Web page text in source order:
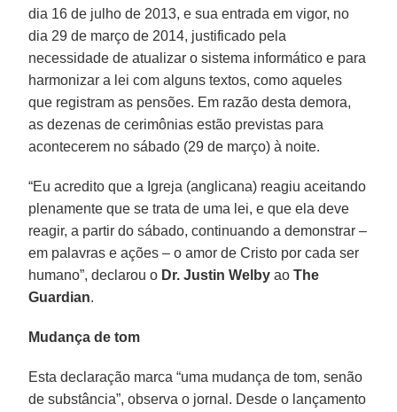
dia 16 de julho de 2013, e sua entrada em vigor, no
dia 29 de março de 2014, justificado pela
necessidade de atualizar o sistema informático e para
harmonizar a lei com alguns textos, como aqueles
que registram as pensões. Em razão desta demora,
as dezenas de cerimônias estão previstas para
acontecerem no sábado (29 de março) à noite.
“Eu acredito que a Igreja (anglicana) reagiu aceitando
plenamente que se trata de uma lei, e que ela deve
reagir, a partir do sábado, continuando a demonstrar –
em palavras e ações – o amor de Cristo por cada ser
humano”, declarou o Dr. Justin Welby aoThe
Guardian.
Mudança de tom
Esta declaração marca “uma mudança de tom, senão
de substância”, observa o jornal. Desde o lançamento